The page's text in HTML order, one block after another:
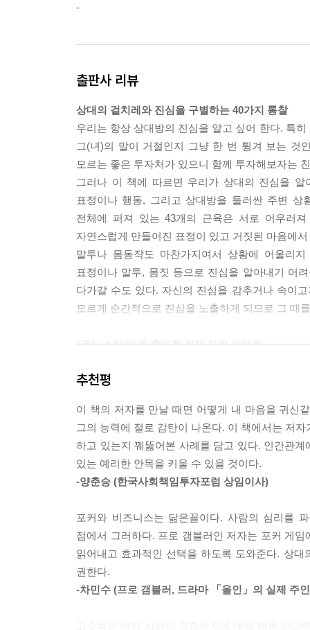
에 있느냐에 따라 약이 되기도 하고 독이 되기도
상대의 의도를 간파할 때는 논리와 증거를 바탕
는 지름길이다. 오로지 증거와 논리에 따라 사람
에 상처를 받아 사람을 혐오하게 되는 것보다는
있다. 거짓말이 난무하는 사회에서 그것들을 전부
치’를 높이라. 사악한 거짓말쟁이들이 침묵하리라
---「37 막연한 느낌은 오답으로 가는 지름길이다(p247)」
-
출판사 리뷰
상대의 겉치레와 진심을 구별하는 40가지 통찰
우리는 항상 상대방의 진심을 알고 싶어 한다. 특
그(녀)의 말이 거절인지 그냥 한 번 튕겨 보는 것
모르는 좋은 투자처가 있으니 함께 투자해보자는
그러나 이 책에 따르면 우리가 상대의 진심을
표정이나 행동, 그리고 상대방을 둘러싼 주변
전체에 퍼져 있는 43개의 근육은 서로 어우러
자연스럽게 만들어진 표정이 있고 거짓된 마음에
말투나 몸동작도 마찬가지여서 상황에 어울리
표정이나 말투, 몸짓 등으로 진심을 알아내기 어
다가갈 수도 있다. 자신의 진심을 감추거나 속이
모르게 순간적으로 진심을 노출하게 되므로 그 때
SBS ‘스타킹’에 출연한 천재 포커 이태혁,
세계적인 천재 포커로 SBS ‘스타킹’ 출연을 통
관찰을 토대로 사람이 속마음을 드러내는 일련의
누구든지 조금만 주의를 기울여 관찰하고 상대를
사랑해주는 사람은 누구인지, 믿을 수 있는 상사
고객이 될 수 있는 사람은 누구인지 진정으로 알
이 책의 궁극적 목적은 상대방의 말이나 행동의
의도가 무조건 불순한 것만은 아닐 수도 있기 때
궁지에 몰려 거짓말을 했을 수도 있다. 때문에
이유와 의도를 파악하는 것이고, 저자가 책의 곳
저자에 따르면 진실된 행동이 때로는 독이 될
추천평
이 책의 저자를 만날 때면 어떻게 내 마음을 귀신
그의 능력에 절로 감탄이 나온다. 이 책에서는 저
하고 있는지 꿰뚫어본 사례를 담고 있다. 인간관
있는 예리한 안목을 키울 수 있을 것이다.
-양춘승 (한국사회책임투자포럼 상임이사)
포커와 비즈니스는 닮은꼴이다. 사람의 심리를
점에서 그러하다. 프로 갬블러인 저자는 포커 게
읽어내고 효과적인 선택을 하도록 도와준다. 상
권한다.
-차민수 (프로 갬블러, 드라마 「올인」의 실제 주